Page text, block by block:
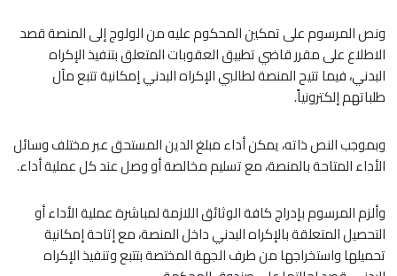
ونص المرسوم على تمكين المحكوم عليه من الولوج إلى المنصة قصد
الاطلاع على مقرر قاضي تطبيق العقوبات المتعلق بتنفيذ الإكراه
البدني، فيما تتيح المنصة لطالبي الإكراه البدني إمكانية تتبع مآل
طلباتهم إلكترونياً.
وبموجب النص ذاته، يمكن أداء مبلغ الدين المستحق عبر مختلف وسائل
الأداء المتاحة بالمنصة، مع تسليم مخالصة أو وصل عند كل عملية أداء.
وألزم المرسوم بإدراج كافة الوثائق اللازمة لمباشرة عملية الأداء أو
التحصيل المتعلقة بالإكراه البدني داخل المنصة، مع إتاحة إمكانية
تحميلها واستخراجها من طرف الجهة المختصة بتتبع وتنفيذ الإكراه